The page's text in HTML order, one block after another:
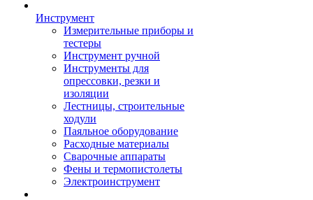
Инструмент
Измерительные приборы и
тестеры
Инструмент ручной
Инструменты для
опрессовки, резки и
изоляции
Лестницы, строительные
ходули
Паяльное оборудование
Расходные материалы
Сварочные аппараты
Фены и термопистолеты
Электроинструмент